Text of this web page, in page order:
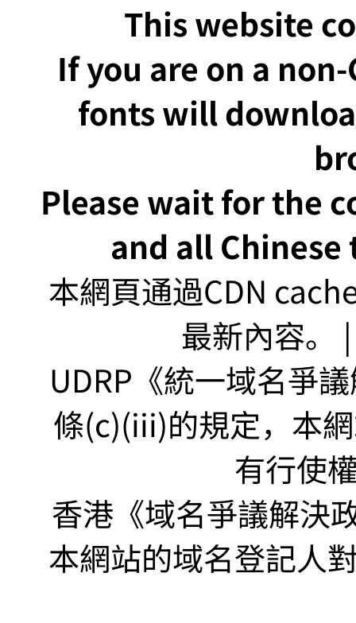
This website
If you are on a
fonts will
Please wait for the
and all
本網頁通過CDN
最新內容。
UDRP《統一域名爭
條(c)(iii)的規定，本
有行使
香港《域名爭議解決
本網站的域名登記人